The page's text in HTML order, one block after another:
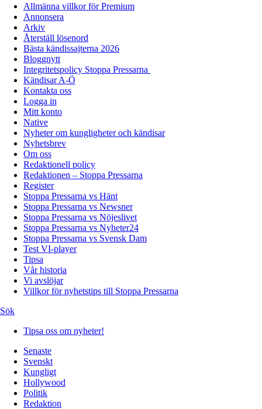
Allmänna villkor för Premium
Annonsera
Arkiv
Återställ lösenord
Bästa kändissajterna 2026
Bloggnytt
Integritetspolicy Stoppa Pressarna
Kändisar A-Ö
Kontakta oss
Logga in
Mitt konto
Native
Nyheter om kungligheter och kändisar
Nyhetsbrev
Om oss
Redaktionell policy
Redaktionen – Stoppa Pressarna
Register
Stoppa Pressarna vs Hänt
Stoppa Pressarna vs Newsner
Stoppa Pressarna vs Nöjeslivet
Stoppa Pressarna vs Nyheter24
Stoppa Pressarna vs Svensk Dam
Test VI-player
Tipsa
Vår historia
Vi avslöjar
Villkor för nyhetstips till Stoppa Pressarna
Sök
Tipsa oss om nyheter!
Senaste
Svenskt
Kungligt
Hollywood
Politik
Redaktion